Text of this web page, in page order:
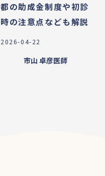
都の助成金制度や初診
時の注意点なども解説
2026-04-22
市山 卓彦医師